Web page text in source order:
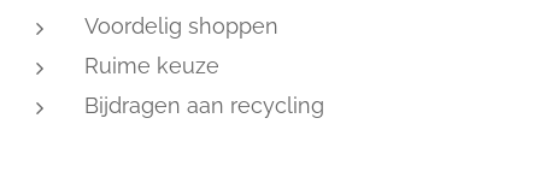
Voordelig shoppen
Ruime keuze
Bijdragen aan recycling